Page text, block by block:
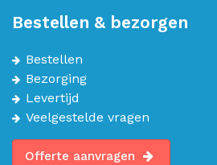
Bestellen & bezorgen
Bestellen
Bezorging
Levertijd
Veelgestelde vragen
Offerte aanvragen